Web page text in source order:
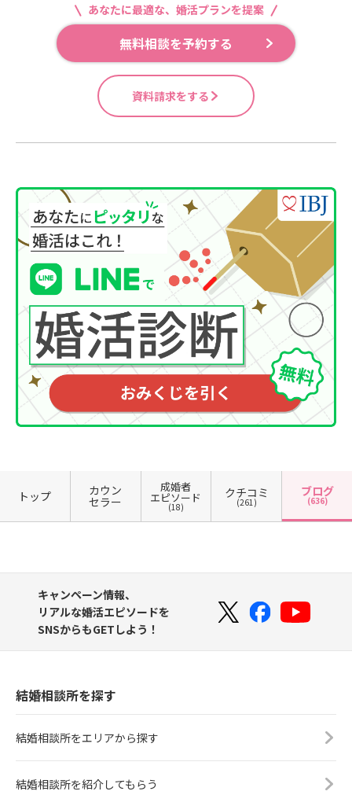
あなたに最適な、婚活プランを提案
無料相談を予約する
資料請求をする
トップ カウン
セラー
成婚者
エピソード
(18)
クチコミ
(261)
ブログ
(636)
キャンペーン情報、
リアルな婚活エピソードを
SNSからもGETしよう！
結婚相談所を探す
結婚相談所をエリアから探す
結婚相談所を紹介してもらう